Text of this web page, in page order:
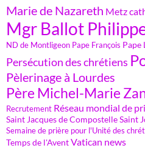
Marie de Nazareth Metz
Mgr Ballot
ND de Montligeon Pape François Pape
Persécution des chrétiens
Pèlerinage à Lourdes
Père Michel-Marie
Recrutement Réseau mondial de
Saint Jacques de CompostelleSaint
Semaine de prière pour l'Unité des
Temps de l'AventVatican news